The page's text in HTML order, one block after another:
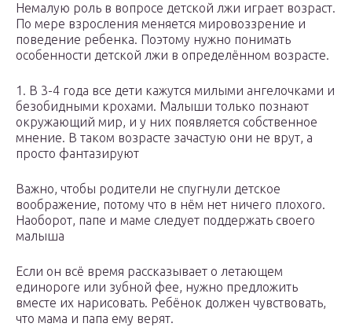
Немалую роль в вопросе детской лжи играет возраст.
По мере взросления меняется мировоззрение и
поведение ребенка. Поэтому нужно понимать
особенности детской лжи в определённом возрасте.
1. В 3-4 года все дети кажутся милыми ангелочками и
безобидными крохами. Малыши только познают
окружающий мир, и у них появляется собственное
мнение. В таком возрасте зачастую они не врут, а
просто фантазируют
Важно, чтобы родители не спугнули детское
воображение, потому что в нём нет ничего плохого.
Наоборот, папе и маме следует поддержать своего
малыша
Если он всё время рассказывает о летающем
единороге или зубной фее, нужно предложить
вместе их нарисовать. Ребёнок должен чувствовать,
что мама и папа ему верят.